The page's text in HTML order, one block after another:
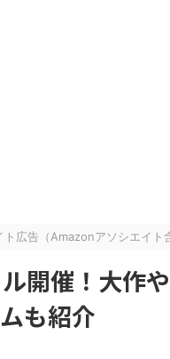
広告（Amazonアソシエイト
開催！大作
も紹介